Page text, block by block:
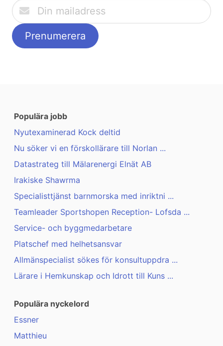
Populära jobb
Nyutexaminerad Kock deltid
Nu söker vi en förskollärare till Norlan ...
Datastrateg till Mälarenergi Elnät AB
Irakiske Shawrma
Specialisttjänst barnmorska med inriktni ...
Teamleader Sportshopen Reception- Lofsda ...
Service- och byggmedarbetare
Platschef med helhetsansvar
Allmänspecialist sökes för konsultuppdra ...
Lärare i Hemkunskap och Idrott till Kuns ...
Populära nyckelord
Essner
Matthieu